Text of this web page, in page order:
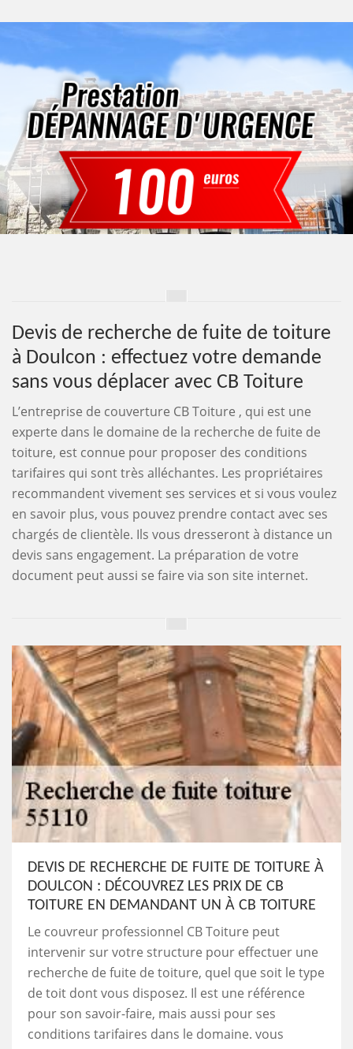
Devis de recherche de fuite de toiture
à Doulcon : effectuez votre demande
sans vous déplacer avec CB Toiture
L’entreprise de couverture CB Toiture , qui est une
experte dans le domaine de la recherche de fuite de
toiture, est connue pour proposer des conditions
tarifaires qui sont très alléchantes. Les propriétaires
recommandent vivement ses services et si vous voulez
en savoir plus, vous pouvez prendre contact avec ses
chargés de clientèle. Ils vous dresseront à distance un
devis sans engagement. La préparation de votre
document peut aussi se faire via son site internet.
DEVIS DE RECHERCHE DE FUITE DE TOITURE À
DOULCON : DÉCOUVREZ LES PRIX DE CB
TOITURE EN DEMANDANT UN À CB TOITURE
Le couvreur professionnel CB Toiture peut
intervenir sur votre structure pour effectuer une
recherche de fuite de toiture, quel que soit le type
de toit dont vous disposez. Il est une référence
pour son savoir-faire, mais aussi pour ses
conditions tarifaires dans le domaine. vous